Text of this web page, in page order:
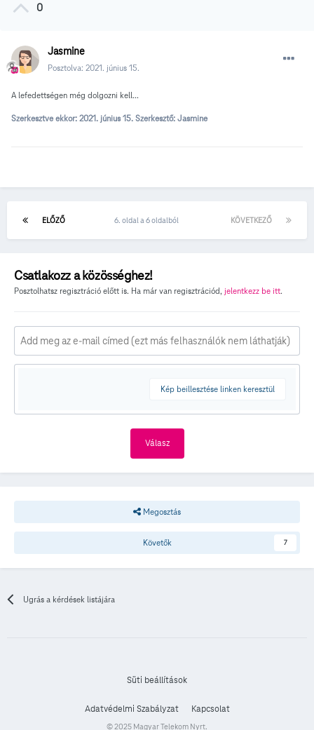
0
Jasmine
Posztolva: 2021. június 15.
A lefedettségen még dolgozni kell...
Szerkesztve ekkor: 2021. június 15. Szerkesztő: Jasmine
ELŐZŐ KÖVETKEZŐ
6. oldal a 6 oldalból
Csatlakozz a közösséghez!
Posztolhatsz regisztráció előtt is. Ha már van regisztrációd, jelentkezz be itt.
Kép beillesztése linken keresztül
Válasz
Megosztás
Követők 7
Ugrás a kérdések listájára
Süti beállítások
Adatvédelmi Szabályzat Kapcsolat
© 2025 Magyar Telekom Nyrt.